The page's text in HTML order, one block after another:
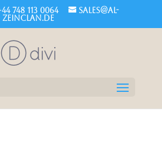
748 113 0064
sales@al-
zeinclan.de